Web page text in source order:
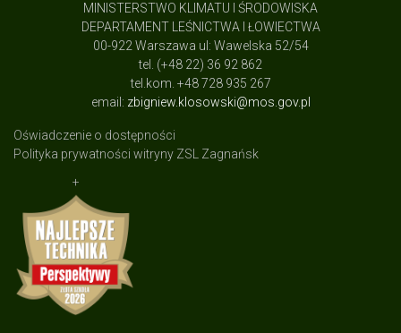
MINISTERSTWO KLIMATU I ŚRODOWISKA
DEPARTAMENT LEŚNICTWA I ŁOWIECTWA
00-922 Warszawa ul: Wawelska 52/54
tel. (+48 22) 36 92 862
tel.kom. +48 728 935 267
email: zbigniew.klosowski@mos.gov.pl
Oświadczenie o dostępności
Polityka prywatności witryny ZSL Zagnańsk
+